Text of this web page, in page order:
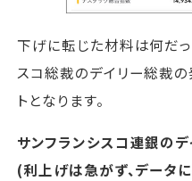
下げに転じた材料は何だっ
スコ総裁のデイリー総裁
トとなります。
サンフランシスコ連銀の
(利上げは急がず、データ